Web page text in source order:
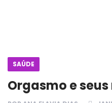
SAÚDE
Orgasmo e